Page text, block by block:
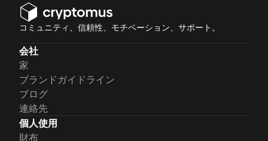
コミュニティ、信頼性、モチベーション、サポート。
会社
家
ブランドガイドライン
ブログ
連絡先
個人使用
財布